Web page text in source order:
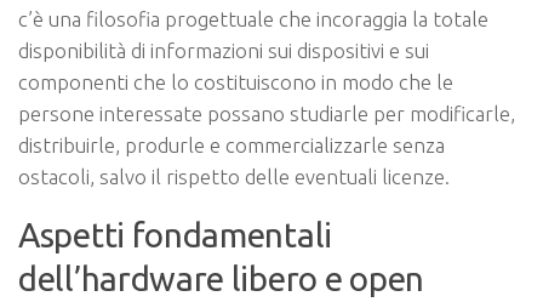
c’è una filosofia progettuale che incoraggia la totale
disponibilità di informazioni sui dispositivi e sui
componenti che lo costituiscono in modo che le
persone interessate possano studiarle per modificarle,
distribuirle, produrle e commercializzarle senza
ostacoli, salvo il rispetto delle eventuali licenze.
Aspetti fondamentali
dell’hardware libero e open